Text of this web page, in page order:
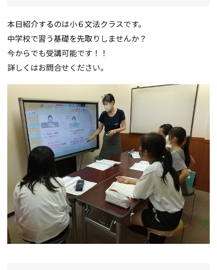
本日紹介するのは小６文法クラスです。
中学校で習う基礎を先取りしませんか？
今からでも受講可能です！！
詳しくはお問合せください。